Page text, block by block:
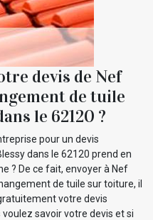
devis de Nef
de tuile
le 62120 ?
pour un devis
dans le 62120 prend en
? De ce fait, envoyer à Nef
de tuile sur toiture, il
votre devis
savoir votre devis et si